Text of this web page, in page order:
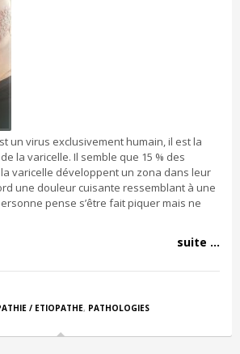
un virus exclusivement humain, il est la
la varicelle. Il semble que 15 % des
varicelle développent un zona dans leur
une douleur cuisante ressemblant à une
pense s’être fait piquer mais ne
suite ...
/ ETIOPATHE, PATHOLOGIES